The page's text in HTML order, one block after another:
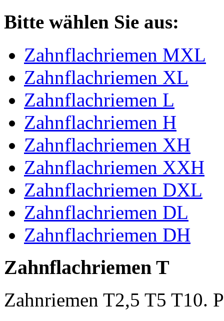
Bitte wählen Sie aus:
Zahnflachriemen MXL
Zahnflachriemen XL
Zahnflachriemen L
Zahnflachriemen H
Zahnflachriemen XH
Zahnflachriemen XXH
Zahnflachriemen DXL
Zahnflachriemen DL
Zahnflachriemen DH
Zahnflachriemen T
Zahnriemen T2,5 T5 T10.